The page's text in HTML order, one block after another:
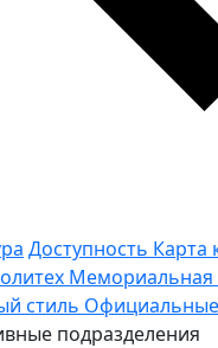
Доступность Карта
Мемориальная
стиль
подразделения